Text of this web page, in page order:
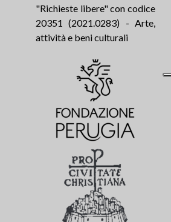
"Richieste libere" con codice
20351 (2021.0283) - Arte,
attività e beni culturali